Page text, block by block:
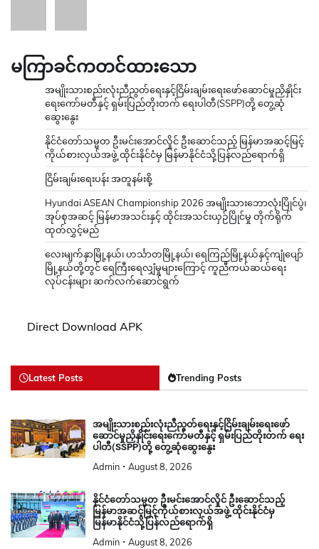
မကြာခင်ကတင်ထားသော
အမျိုးသားစည်းလုံးညီညွတ်ရေးနှင့်ငြိမ်းချမ်းရေးဖော်ဆောင်မှုညှိနှိုင်း
ရေးကော်မတီနှင့် ရှမ်းပြည်တိုးတက် ရေးပါတီ(SSPP)တို့ တွေ့ဆုံ
ဆွေးနွေး
နိုင်ငံတော်သမ္မတ ဦးမင်းအောင်လှိုင် ဦးဆောင်သည့် မြန်မာအဆင့်မြင့်
ကိုယ်စားလှယ်အဖွဲ့ ထိုင်းနိုင်ငံမှ မြန်မာနိုင်ငံသို့ပြန်လည်ရောက်ရှိ
ငြိမ်းချမ်းရေးပန်း အတူနမ်းစို့
Hyundai ASEAN Championship 2026 အမျိုးသားဘောလုံးပြိုင်ပွဲ၊
အုပ်စုအဆင့် မြန်မာအသင်းနှင့် ထိုင်းအသင်းယှဉ်ပြိုင်မှု တိုက်ရိုက်
ထုတ်လွှင့်မည်
လေးမျက်နှာမြို့နယ်၊ ဟင်္သာတမြို့နယ်၊ ရေကြည်မြို့နယ်နှင့်ကျုံပျော်
မြို့နယ်တို့တွင် ရေကြီးရေလျှံမှုများကြောင့် ကူညီကယ်ဆယ်ရေး
လုပ်ငန်းများ ဆက်လက်ဆောင်ရွက်
Direct Download APK
Latest Posts Trending Posts
အမျိုးသားစည်းလုံးညီညွတ်ရေးနှင့်ငြိမ်းချမ်းရေးဖော်
ဆောင်မှုညှိနှိုင်းရေးကော်မတီနှင့် ရှမ်းပြည်တိုးတက် ရေး
ပါတီ(SSPP)တို့ တွေ့ဆုံဆွေးနွေး
Admin August 8, 2026
နိုင်ငံတော်သမ္မတ ဦးမင်းအောင်လှိုင် ဦးဆောင်သည့်
မြန်မာအဆင့်မြင့်ကိုယ်စားလှယ်အဖွဲ့ ထိုင်းနိုင်ငံမှ
မြန်မာနိုင်ငံသို့ပြန်လည်ရောက်ရှိ
Admin August 8, 2026